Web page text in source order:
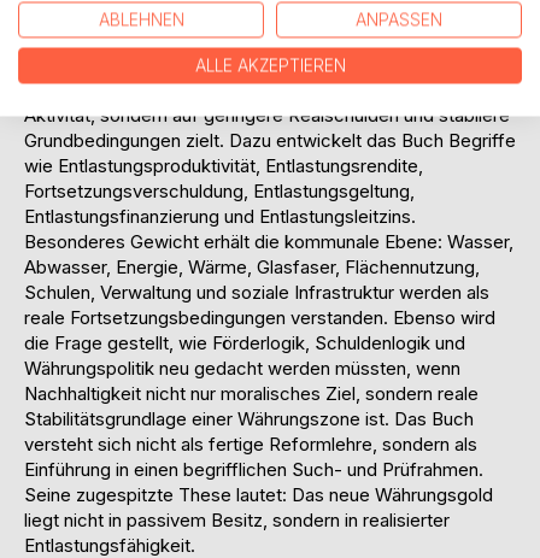
Flächenverzehr und geringere zukünftige
Kompensationslasten. Der zentrale Begriff des Buches ist
der "Entlastungswohlstand". Er bezeichnet eine Form
gesellschaftlicher Fortsetzbarkeit, die nicht primär auf mehr
Aktivität, sondern auf geringere Realschulden und stabilere
Grundbedingungen zielt. Dazu entwickelt das Buch Begriffe
wie Entlastungsproduktivität, Entlastungsrendite,
Fortsetzungsverschuldung, Entlastungsgeltung,
Entlastungsfinanzierung und Entlastungsleitzins.
Besonderes Gewicht erhält die kommunale Ebene: Wasser,
Abwasser, Energie, Wärme, Glasfaser, Flächennutzung,
Schulen, Verwaltung und soziale Infrastruktur werden als
reale Fortsetzungsbedingungen verstanden. Ebenso wird
die Frage gestellt, wie Förderlogik, Schuldenlogik und
Währungspolitik neu gedacht werden müssten, wenn
Nachhaltigkeit nicht nur moralisches Ziel, sondern reale
Stabilitätsgrundlage einer Währungszone ist. Das Buch
versteht sich nicht als fertige Reformlehre, sondern als
Einführung in einen begrifflichen Such- und Prüfrahmen.
Seine zugespitzte These lautet: Das neue Währungsgold
liegt nicht in passivem Besitz, sondern in realisierter
Entlastungsfähigkeit.
ABLEHNEN ANPASSEN
ALLE AKZEPTIEREN